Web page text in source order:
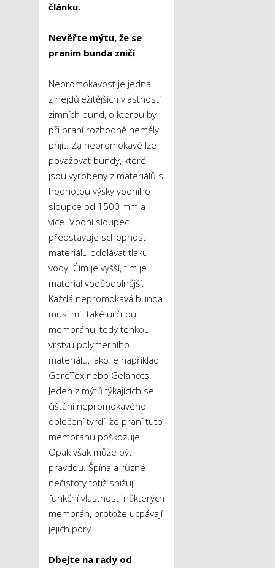
článku.
Nevěřte mýtu, že se
praním bunda zničí
Nepromokavost je jedna
z nejdůležitějších vlastností
zimních bund, o kterou by
při praní rozhodně neměly
přijít. Za nepromokavé lze
považovat bundy, které
jsou vyrobeny z materiálů s
hodnotou výšky vodního
sloupce od 1500 mm a
více. Vodní sloupec
představuje schopnost
materiálu odolávat tlaku
vody. Čím je vyšší, tím je
materiál voděodolnější.
Každá nepromokavá bunda
musí mít také určitou
membránu, tedy tenkou
vrstvu polymerního
materiálu, jako je například
GoreTex nebo Gelanots.
Jeden z mýtů týkajících se
čištění nepromokavého
oblečení tvrdí, že praní tuto
membránu poškozuje.
Opak však může být
pravdou. Špína a různé
nečistoty totiž snižují
funkční vlastnosti některých
membrán, protože ucpávají
jejich póry.
Dbejte na rady od